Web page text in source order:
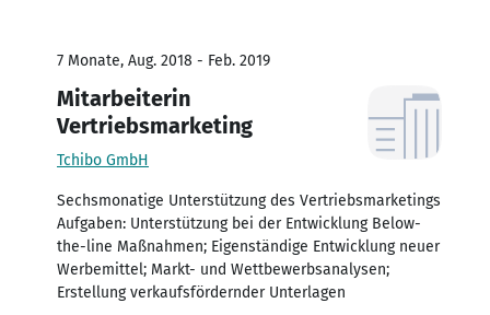
7 Monate, Aug. 2018 - Feb. 2019
Mitarbeiterin
Vertriebsmarketing
Tchibo GmbH
Sechsmonatige Unterstützung des Vertriebsmarketings
Aufgaben: Unterstützung bei der Entwicklung Below-
the-line Maßnahmen; Eigenständige Entwicklung neuer
Werbemittel; Markt- und Wettbewerbsanalysen;
Erstellung verkaufsfördernder Unterlagen